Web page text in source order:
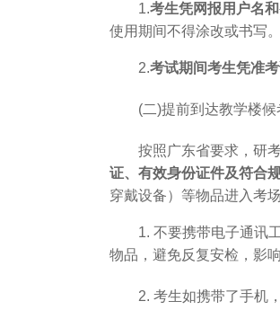
1.考生凭网报用户名
使用期间不得涂改或书写
2.考试期间考生凭准考
(二)提前到达教学楼候
按照广东省要求，研
证、有效身份证件及符合
穿戴设备）等物品进入考
1. 不要携带电子通讯
物品，避免反复安检，影
2. 考生如携带了手机